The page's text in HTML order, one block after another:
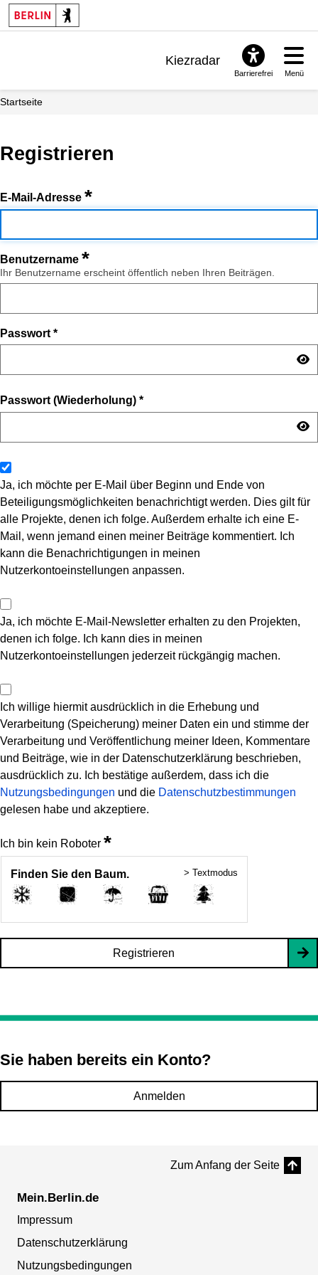
Kiezradar
Barrierefrei Menü
Startseite
Registrieren
E-Mail-Adresse *
Benutzername *
Ihr Benutzername erscheint öffentlich neben Ihren Beiträgen.
Passwort *
Passwort (Wiederholung) *
Ja, ich möchte per E-Mail über Beginn und Ende von
Beteiligungsmöglichkeiten benachrichtigt werden. Dies gilt für
alle Projekte, denen ich folge. Außerdem erhalte ich eine E-
Mail, wenn jemand einen meiner Beiträge kommentiert. Ich
kann die Benachrichtigungen in meinen
Nutzerkontoeinstellungen anpassen.
Ja, ich möchte E-Mail-Newsletter erhalten zu den Projekten,
denen ich folge. Ich kann dies in meinen
Nutzerkontoeinstellungen jederzeit rückgängig machen.
Ich willige hiermit ausdrücklich in die Erhebung und
Verarbeitung (Speicherung) meiner Daten ein und stimme der
Verarbeitung und Veröffentlichung meiner Ideen, Kommentare
und Beiträge, wie in der Datenschutzerklärung beschrieben,
ausdrücklich zu. Ich bestätige außerdem, dass ich die
Nutzungsbedingungen und die Datenschutzbestimmungen
gelesen habe und akzeptiere.
Ich bin kein Roboter *
Finden Sie den Baum. > Textmodus
Registrieren
Sie haben bereits ein Konto?
Anmelden
Zum Anfang der Seite
Mein.Berlin.de
Impressum
Datenschutzerklärung
Nutzungsbedingungen